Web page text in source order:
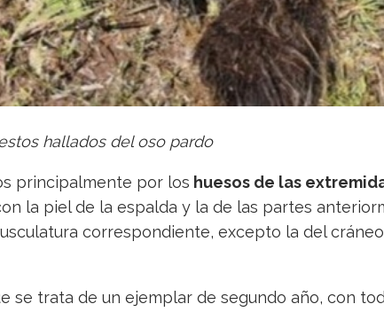
hallados del oso pardo
principalmente por los huesos de las
la piel de la espalda y la de las partes
correspondiente, excepto la del
se trata de un ejemplar de segundo año, con